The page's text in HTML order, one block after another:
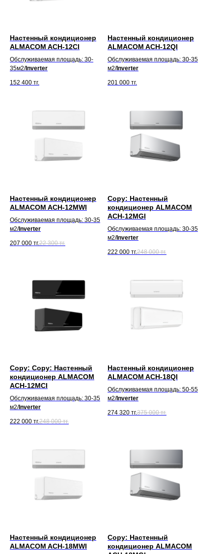
Настенный кондиционер
ALMACOM ACH-12CI
Обслуживаемая площадь: 30-
35м2/Inverter
152 400 тг.
Настенный кондиционер
ALMACOM ACH-12QI
Обслуживаемая площадь: 30-35
м2/Inverter
201 000 тг.
Настенный кондиционер
ALMACOM ACH-12MWI
Обслуживаемая площадь: 30-35
м2/Inverter
207 000 тг.22 300 тг.
Copy: Настенный
кондиционер ALMACOM
ACH-12MGI
Обслуживаемая площадь: 30-35
м2/Inverter
222 000 тг.248 000 тг.
Copy: Copy: Настенный
кондиционер ALMACOM
ACH-12MСI
Обслуживаемая площадь: 30-35
м2/Inverter
222 000 тг.248 000 тг.
Настенный кондиционер
ALMACOM ACH-18QI
Обслуживаемая площадь: 50-55
м2/Inverter
274 320 тг.375 000 тг.
Настенный кондиционер
ALMACOM ACH-18MWI
Copy: Настенный
кондиционер ALMACOM